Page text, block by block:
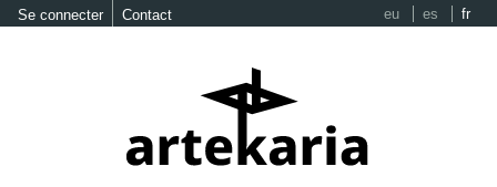
Se connecter Contact eu es fr